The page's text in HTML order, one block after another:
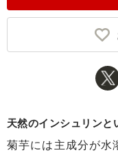
控除額シミュレータ
天然のインシュリンと
菊芋には主成分が水